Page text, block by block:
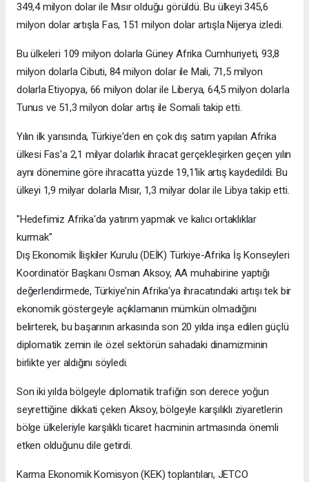
349,4 milyon dolar ile Mısır olduğu görüldü. Bu ülkeyi 345,6
milyon dolar artışla Fas, 151 milyon dolar artışla Nijerya izledi.
Bu ülkeleri 109 milyon dolarla Güney Afrika Cumhuriyeti, 93,8
milyon dolarla Cibuti, 84 milyon dolar ile Mali, 71,5 milyon
dolarla Etiyopya, 66 milyon dolar ile Liberya, 64,5 milyon dolarla
Tunus ve 51,3 milyon dolar artış ile Somali takip etti.
Yılın ilk yarısında, Türkiye'den en çok dış satım yapılan Afrika
ülkesi Fas'a 2,1 milyar dolarlık ihracat gerçekleşirken geçen yılın
aynı dönemine göre ihracatta yüzde 19,1'lik artış kaydedildi. Bu
ülkeyi 1,9 milyar dolarla Mısır, 1,3 milyar dolar ile Libya takip etti.
"Hedefimiz Afrika'da yatırım yapmak ve kalıcı ortaklıklar
kurmak"
Dış Ekonomik İlişkiler Kurulu (DEİK) Türkiye-Afrika İş Konseyleri
Koordinatör Başkanı Osman Aksoy, AA muhabirine yaptığı
değerlendirmede, Türkiye'nin Afrika'ya ihracatındaki artışı tek bir
ekonomik göstergeyle açıklamanın mümkün olmadığını
belirterek, bu başarının arkasında son 20 yılda inşa edilen güçlü
diplomatik zemin ile özel sektörün sahadaki dinamizminin
birlikte yer aldığını söyledi.
Son iki yılda bölgeyle diplomatik trafiğin son derece yoğun
seyrettiğine dikkati çeken Aksoy, bölgeyle karşılıklı ziyaretlerin
bölge ülkeleriyle karşılıklı ticaret hacminin artmasında önemli
etken olduğunu dile getirdi.
Karma Ekonomik Komisyon (KEK) toplantıları, JETCO